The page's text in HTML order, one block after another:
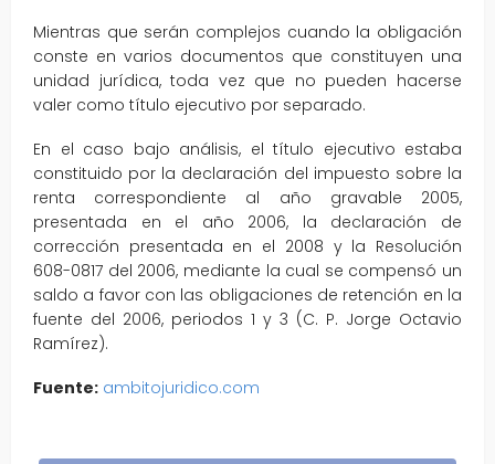
Mientras que serán complejos cuando la obligación
conste en varios documentos que constituyen una
unidad jurídica, toda vez que no pueden hacerse
valer como título ejecutivo por separado.
En el caso bajo análisis, el título ejecutivo estaba
constituido por la declaración del impuesto sobre la
renta correspondiente al año gravable 2005,
presentada en el año 2006, la declaración de
corrección presentada en el 2008 y la Resolución
608-0817 del 2006, mediante la cual se compensó un
saldo a favor con las obligaciones de retención en la
fuente del 2006, periodos 1 y 3 (C. P. Jorge Octavio
Ramírez).
Fuente: ambitojuridico.com